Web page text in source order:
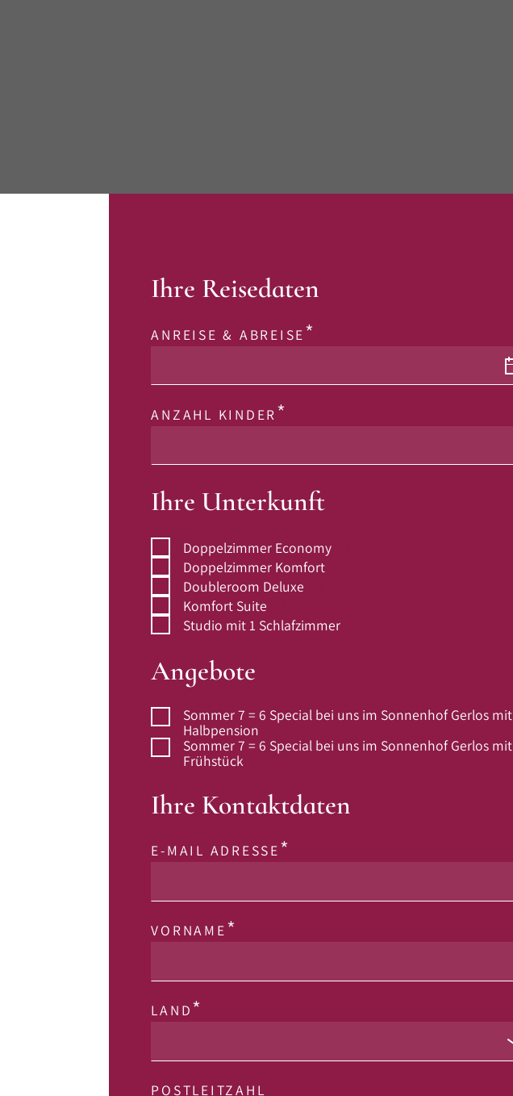
Ihre Reisedaten
ANREISE & ABREISE
ANZAHL KINDER
Ihre Unterkunft
Doppelzimmer Economy
Doppelzimmer Komfort
Doubleroom Deluxe
Komfort Suite
Studio mit 1 Schlafzimmer
Angebote
Sommer 7 = 6 Special bei uns im Sonnenhof Gerlos mit
Halbpension
Sommer 7 = 6 Special bei uns im Sonnenhof Gerlos mit
Frühstück
Ihre Kontaktdaten
E-MAIL ADRESSE
VORNAME
LAND
POSTLEITZAHL